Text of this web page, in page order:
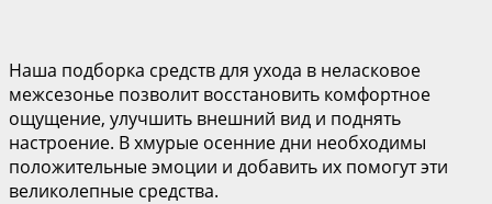
Наша подборка средств для ухода в неласковое
межсезонье позволит восстановить комфортное
ощущение, улучшить внешний вид и поднять
настроение. В хмурые осенние дни необходимы
положительные эмоции и добавить их помогут эти
великолепные средства.